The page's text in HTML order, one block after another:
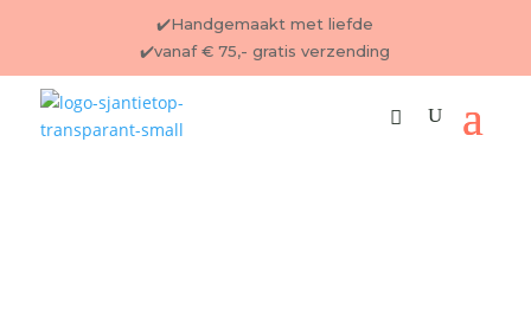
✔️Handgemaakt met liefde
✔️vanaf € 75,- gratis verzending